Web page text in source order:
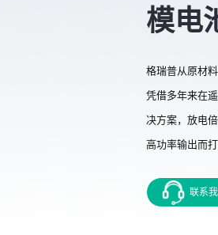
模电
格瑞普从原材
凭借多年来在
决方案，放电
高功率输出而
联系